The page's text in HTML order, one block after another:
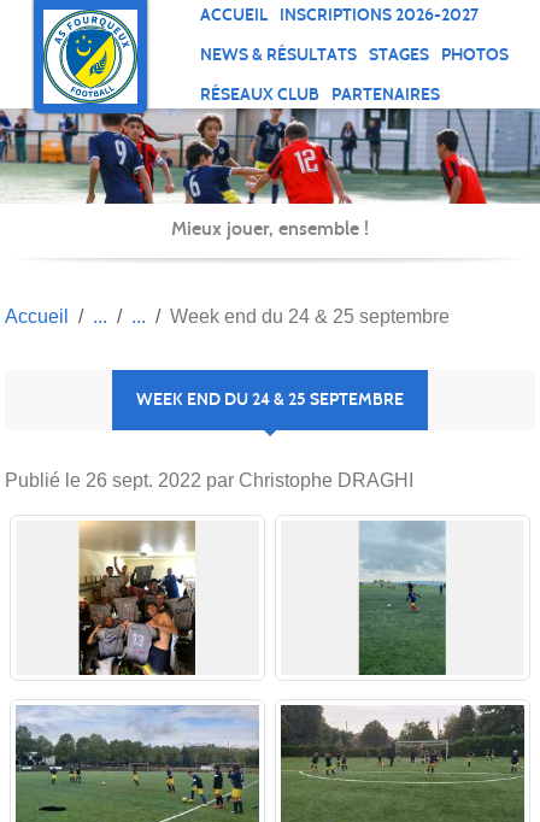
ACCUEIL
INSCRIPTIONS 2026-2027
NEWS & RÉSULTATS
STAGES
PHOTOS
RÉSEAUX CLUB
PARTENAIRES
Mieux jouer, ensemble !
Accueil Week end du 24 & 25 septembre
WEEK END DU 24 & 25 SEPTEMBRE
Publié le 26 sept. 2022 par Christophe DRAGHI
Panneau de gestion des cookies